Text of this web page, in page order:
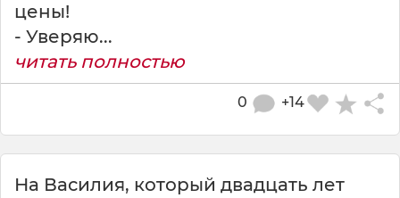
цены!
- Уверяю...
читать полностью
+14
0
На Василия, который двадцать лет